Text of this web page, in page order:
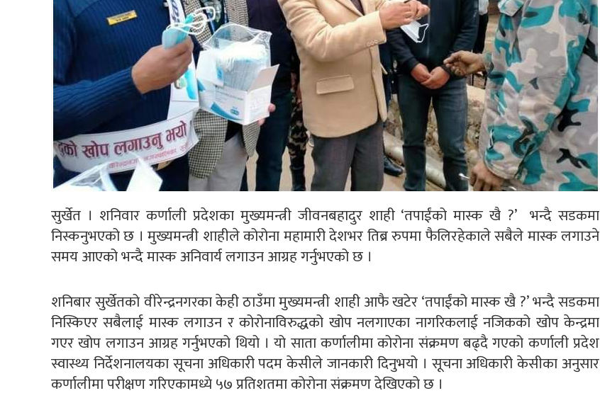
सुर्खेत । शनिवार कर्णाली प्रदेशका मुख्यमन्त्री जीवनबहादुर शाही ‘तपाईंको मास्क खै ?’ भन्दै सडकमा
निस्कनुभएको छ । मुख्यमन्त्री शाहीले कोरोना महामारी देशभर तिब्र रुपमा फैलिरहेकाले सबैले मास्क लगाउने
समय आएको भन्दै मास्क अनिवार्य लगाउन आग्रह गर्नुभएको छ ।
शनिबार सुर्खेतको वीरेन्द्रनगरका केही ठाउँमा मुख्यमन्त्री शाही आफै खटेर ‘तपाईंको मास्क खै ?’ भन्दै सडकमा
निस्किएर सबैलाई मास्क लगाउन र कोरोनाविरुद्धको खोप नलगाएका नागरिकलाई नजिकको खोप केन्द्रमा
गएर खोप लगाउन आग्रह गर्नुभएको थियो । यो साता कर्णालीमा कोरोना संक्रमण बढ्दै गएको कर्णाली प्रदेश
स्वास्थ्य निर्देशनालयका सूचना अधिकारी पदम केसीले जानकारी दिनुभयो । सूचना अधिकारी केसीका अनुसार
कर्णालीमा परीक्षण गरिएकामध्ये ५७ प्रतिशतमा कोरोना संक्रमण देखिएको छ ।